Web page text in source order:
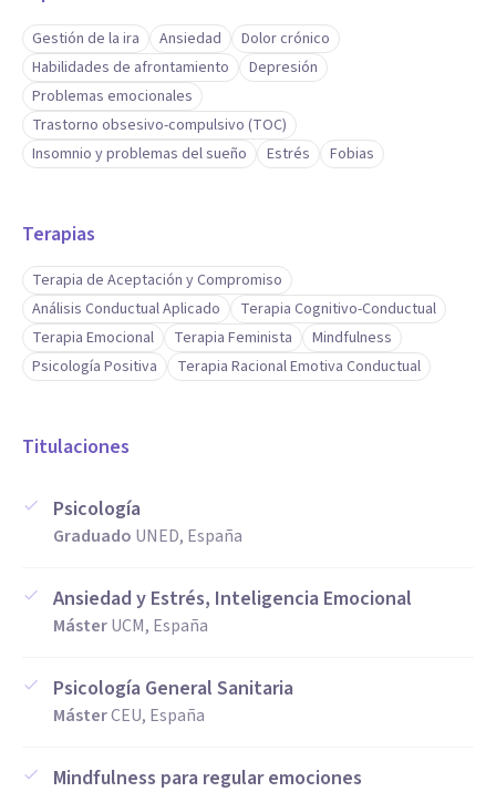
Gestión de la ira Ansiedad
Dolor crónico
Habilidades de afrontamiento
Depresión
Problemas emocionales
Trastorno obsesivo-compulsivo (TOC)
Insomnio y problemas del sueño
Estrés Fobias
Terapias
Terapia de Aceptación y Compromiso
Análisis Conductual Aplicado
Terapia Cognitivo-Conductual
Terapia Emocional
Terapia Feminista
Mindfulness
Psicología Positiva
Terapia Racional Emotiva Conductual
Titulaciones
Psicología
Graduado UNED, España
Ansiedad y Estrés, Inteligencia Emocional
MásterUCM, España
Psicología General Sanitaria
MásterCEU, España
Mindfulness para regular emociones